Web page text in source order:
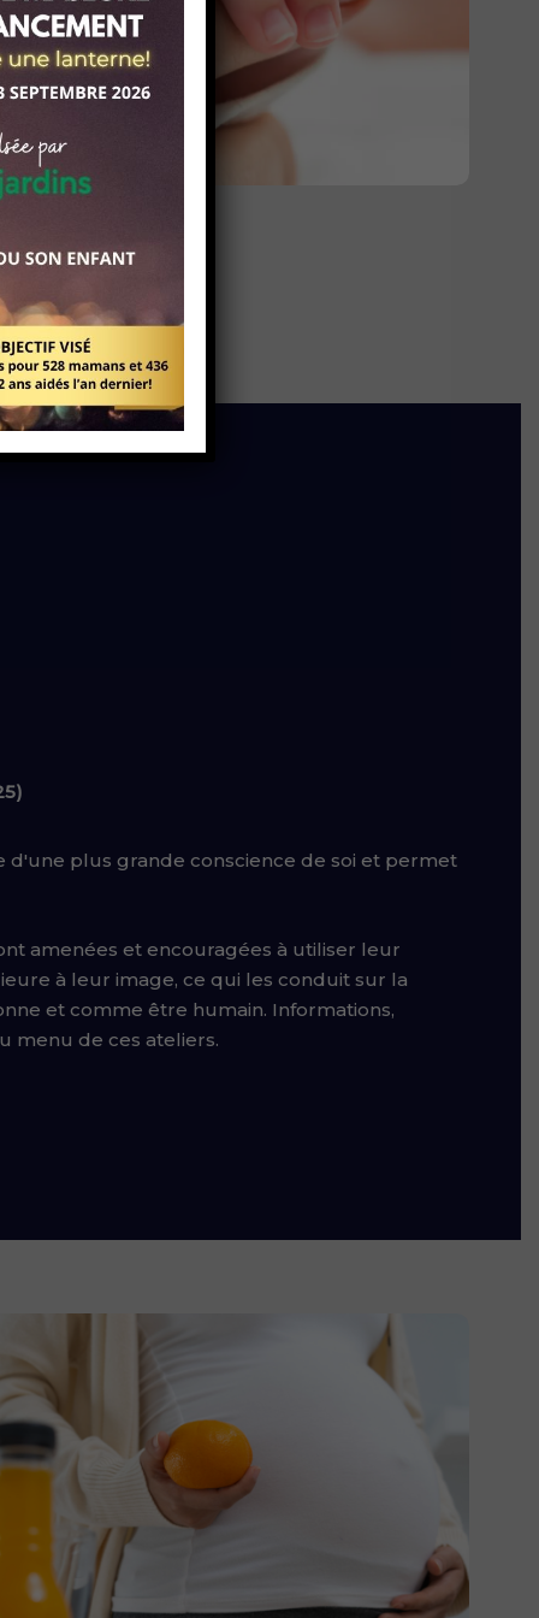
d'une plus grande conscience de soi et permet
amenées et encouragées à utiliser leur
à leur image, ce qui les conduit sur la
et comme être humain. Informations,
menu de ces ateliers.